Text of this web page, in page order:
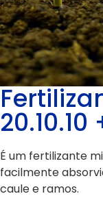
É um fertilizante
facilmente
caule e ramos.